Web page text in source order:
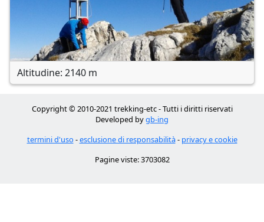
Altitudine: 2140 m
Copyright © 2010-2021 trekking-etc - Tutti i diritti riservati
Developed bygb-ing
termini d'uso -esclusione di responsabilità- privacy e cookie
Pagine viste: 3703082